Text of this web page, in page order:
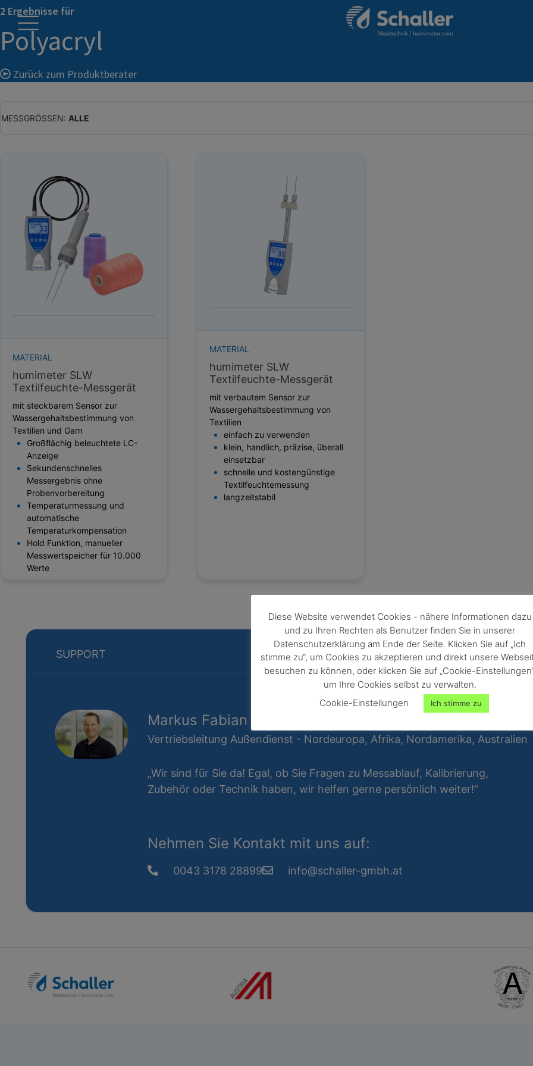
2 Ergebnisse für
Polyacryl
Zurück zum Produktberater
MESSGRÖSSEN: ALLE
HOLZFEUCHTE
RELATIVE FEUCHTE
ABSOLUTE FEUCHTE
TEMPERATUR
GLEICHGEWICHTSFEUCHTE
WASSERAKTIVITÄT
TROCKENSUBSTANZ
HEKTOLITERGEWICHT
TAUPUNKT
SCHÜTTDICHTE
MATERIAL
humimeter SLW
Textilfeuchte-Messgerät
mit steckbarem Sensor zur
Wassergehaltsbestimmung von
Textilien und Garn
Großflächig beleuchtete LC-
Anzeige
Sekundenschnelles
Messergebnis ohne
Probenvorbereitung
Temperaturmessung und
automatische
Temperaturkompensation
Hold Funktion, manueller
Messwertspeicher für 10.000
Werte
MATERIAL
humimeter SLW
Textilfeuchte-Messgerät
mit verbautem Sensor zur
Wassergehaltsbestimmung von
Textilien
einfach zu verwenden
klein, handlich, präzise, ​​überall
einsetzbar
schnelle und kostengünstige
Textilfeuchtemessung
langzeitstabil
SUPPORT
Markus Fabian
Vertriebsleitung Außendienst - Nordeuropa, Afrika, Nordamerika, Australien
„Wir sind für Sie da! Egal, ob Sie Fragen zu Messablauf, Kalibrierung,
Zubehör oder Technik haben, wir helfen gerne persönlich weiter!“
Nehmen Sie Kontakt mit uns auf:
0043 3178 28899 info@schaller-gmbh.at
Diese Website verwendet Cookies - nähere Informationen dazu
und zu Ihren Rechten als Benutzer finden Sie in unserer
Datenschutzerklärung am Ende der Seite. Klicken Sie auf „Ich
stimme zu“, um Cookies zu akzeptieren und direkt unsere
besuchen zu können, oder klicken Sie auf „Cookie-
um Ihre Cookies selbst zu verwalten.
Cookie-Einstellungen
Ich stimme zu